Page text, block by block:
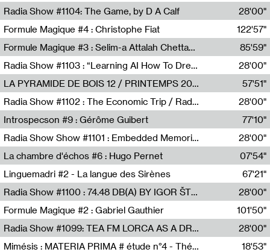
Anne Simon
Radia Show #1104: The Game, by D A Calf
Radio One NZ
28'00"
Formule Magique #4 : Christophe Fiat
Nathalie Lacroix
122'57"
Formule Magique #3 : Selim-a Attalah Chettaoui
Nathalie Lacroix,Selim-a Attalah Chettaoui
85'59"
Radia Show #1103 : “Learning AI How To Dream” by Sebastian Dingens (Radio Campus Bruxelles)
Radio Campus Bruxelles
28'00"
LA PYRAMIDE DE BOIS 12 / PRINTEMPS 2026
Sammy Stein
57'51"
Radia Show #1102 : The Economic Trip / Radio Grenouille
Radio Grenouille
28'00"
Introspecson #9 : Gérôme Guibert
Pierre Henry,Gérôme Guibert
77'10"
Radia Show Show #1101 : Embedded Memories by Jimmy Peggie / radioart106
Jimmy Peggie,radioart106
28'00"
La chambre d'échos #6 : Hugo Pernet
Revue Les Chambres,Hugo Pernet
07'54"
Linguemadri #2 - La langue des Sirènes
Meris Angioletti
67'21"
Radia Show #1100 : 74.48 DB(A) BY IGOR ŠTROMAJER FOR RADIO X
radio x
28'00"
Formule Magique #2 : Gabriel Gauthier
Nathalie Lacroix,Gabriel Gauthier
101'50"
Radia Show #1099: TEA FM LORCA AS A DREAM
TEAFM
28'00"
Mimésis : MATERIA PRIMA # étude n°4 - Théâtre de l’Aquarium
18'53"